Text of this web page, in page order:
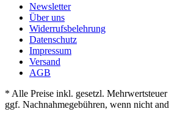
Newsletter
Über uns
Widerrufsbelehrung
Datenschutz
Impressum
Versand
AGB
* Alle Preise inkl. gesetzl. Mehrwertsteuer
ggf. Nachnahmegebühren, wenn nicht